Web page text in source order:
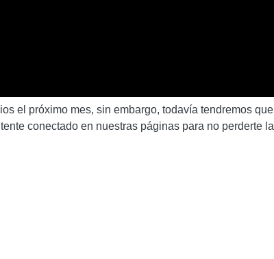
el próximo mes, sin embargo, todavía tendremos
conectado en nuestras páginas para no perderte